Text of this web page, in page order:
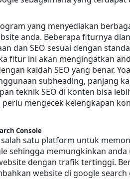
yang menyediakan
anda. Beberapa fiturnya
dan SEO sesuai dengan
fitur ini akan mengingatkan
kaidah SEO yang benar.
subheading, panjang
teknik SEO di konten bisa
mengecek kelengkapan
Console
salah satu platform untuk
sehingga memungkinkan
dengan trafik tertinggi.
website di google search